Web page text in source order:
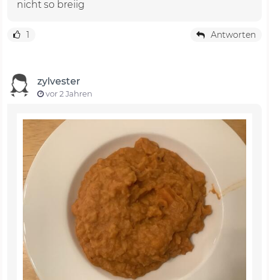
nicht so breiig
1 Antworten
zylvester
vor 2 Jahren